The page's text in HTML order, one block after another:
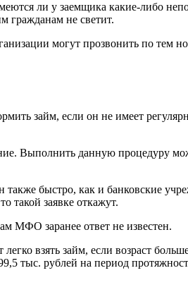
ли у заемщика какие-либо
гражданам не светит.
могут прозвонить по тем
займ, если он не имеет
Выполнить данную процедуру
быстро, как и банковские
такой заявке откажут.
МФО заранее ответ не известен.
взять займ, если возраст
тыс. рублей на период